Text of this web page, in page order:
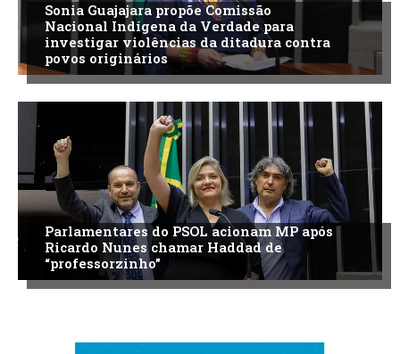
Sonia Guajajara propõe Comissão
Nacional Indígena da Verdade para
investigar violências da ditadura contra
povos originários
Parlamentares do PSOL acionam MP após
Ricardo Nunes chamar Haddad de
“professorzinho”